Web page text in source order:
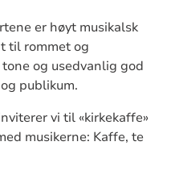
er høyt musikalsk
til rommet og
og usedvanlig god
publikum.
vi til «kirkekaffe»
musikerne: Kaffe, te